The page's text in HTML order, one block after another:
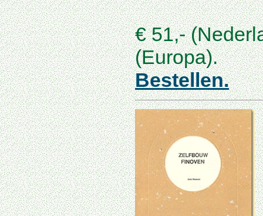
€ 51,-
(Europa).
Bestellen.